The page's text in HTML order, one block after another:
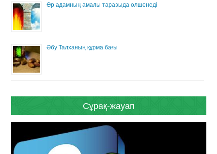
Әр адамның амалы таразыда өлшенеді
Әбу Талханың құрма бағы
Сұрақ-жауап